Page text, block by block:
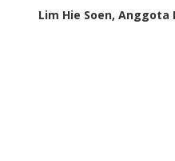
Lim Hie Soen, Anggota